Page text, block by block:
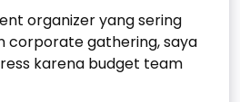
organizer yang sering
corporate gathering, saya
karena budget team